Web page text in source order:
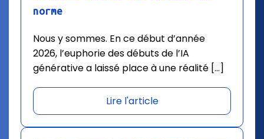
norme
Nous y sommes. En ce début d’année
2026, l’euphorie des débuts de l’IA
générative a laissé place à une réalité […]
Lire l'article